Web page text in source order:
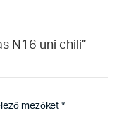
N16 uni chili”
mezőket*